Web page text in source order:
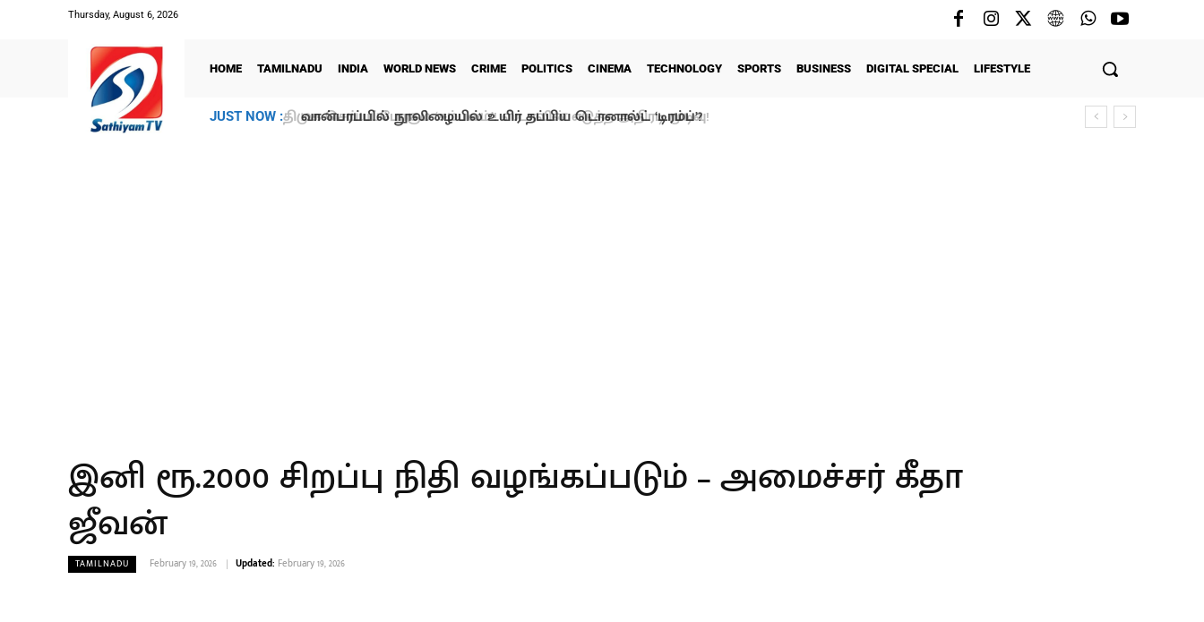
Thursday, August 6, 2026
HOME TAMILNADU INDIA WORLD NEWS CRIME POLITICS CINEMA TECHNOLOGY SPORTS BUSINESS DIGITAL SPECIAL LIFESTYLE
JUST NOW : வான்பரப்பில் நூலிழையில் உயிர் தப்பிய டொனால்ட் ‘டிரம்ப்’?
இனி ரூ.2000 சிறப்பு நிதி வழங்கப்படும் – அமைச்சர் கீதா
ஜீவன்
TAMILNADU February 19, 2026 Updated: February 19, 2026